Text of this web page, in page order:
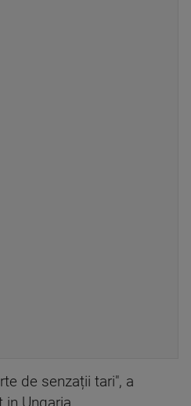
de senzații tari", a